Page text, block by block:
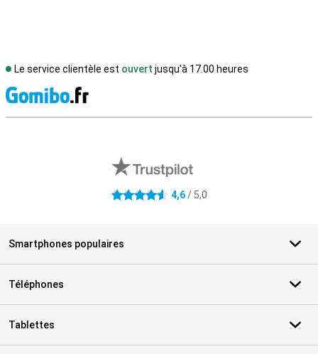
Le service clientèle est ouvert jusqu'à 17.00 heures
4.6 étoiles 4,6/ 5,0
Smartphones populaires
Téléphones
Tablettes